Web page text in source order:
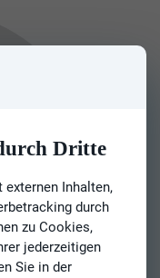
Dritte
externen Inhalten,
durch
zu Cookies,
jederzeitigen
Sie in der